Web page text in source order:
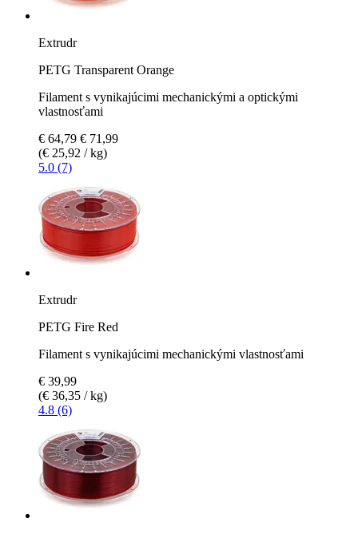
Extrudr
PETG Transparent Orange
Filament s vynikajúcimi mechanickými a optickými
vlastnosťami
€ 64,79 € 71,99
(€ 25,92 / kg)
5.0 (7)
Extrudr
PETG Fire Red
Filament s vynikajúcimi mechanickými vlastnosťami
€ 39,99
(€ 36,35 / kg)
4.8 (6)